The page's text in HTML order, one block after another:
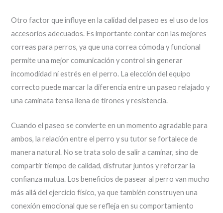
Otro factor que influye en la calidad del paseo es el uso de los
accesorios adecuados. Es importante contar con las mejores
correas para perros, ya que una correa cómoda y funcional
permite una mejor comunicación y control sin generar
incomodidad ni estrés en el perro. La elección del equipo
correcto puede marcar la diferencia entre un paseo relajado y
una caminata tensa llena de tirones y resistencia.
Cuando el paseo se convierte en un momento agradable para
ambos, la relación entre el perro y su tutor se fortalece de
manera natural. No se trata solo de salir a caminar, sino de
compartir tiempo de calidad, disfrutar juntos y reforzar la
confianza mutua. Los beneficios de pasear al perro van mucho
más allá del ejercicio físico, ya que también construyen una
conexión emocional que se refleja en su comportamiento